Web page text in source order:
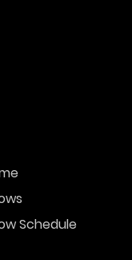
Schedule